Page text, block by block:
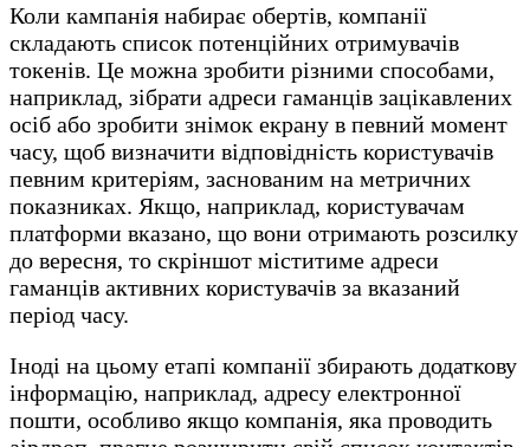
Коли кампанія набирає обертів, компанії
складають список потенційних отримувачів
токенів. Це можна зробити різними способами,
наприклад, зібрати адреси гаманців зацікавлених
осіб або зробити знімок екрану в певний момент
часу, щоб визначити відповідність користувачів
певним критеріям, заснованим на метричних
показниках. Якщо, наприклад, користувачам
платформи вказано, що вони отримають розсилку
до вересня, то скріншот міститиме адреси
гаманців активних користувачів за вказаний
період часу.
Іноді на цьому етапі компанії збирають додаткову
інформацію, наприклад, адресу електронної
пошти, особливо якщо компанія, яка проводить